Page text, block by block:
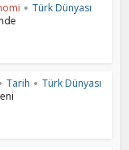
• Türk Dünyası
Tarih • Türk Dünyası